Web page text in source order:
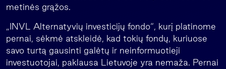
metinės grąžos.
„INVL Alternatyvių investicijų fondo“, kurį platinome
pernai, sėkmė atskleidė, kad tokių fondų, kuriuose
savo turtą gausinti galėtų ir neinformuotieji
investuotojai, paklausa Lietuvoje yra nemaža. Pernai